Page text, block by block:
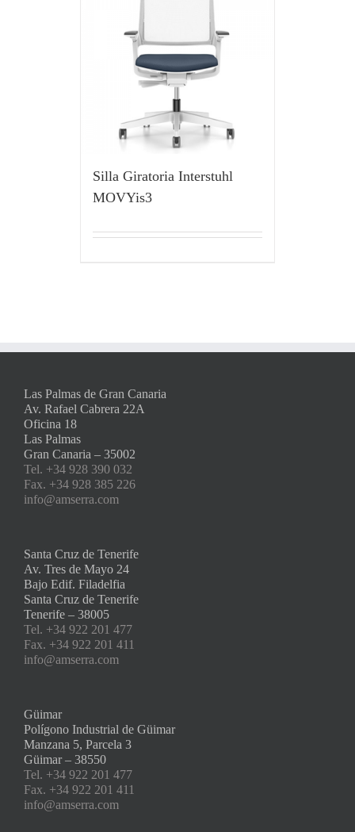
Silla Giratoria Interstuhl
MOVYis3
Las Palmas de Gran Canaria
Av. Rafael Cabrera 22A
Oficina 18
Las Palmas
Gran Canaria – 35002
Tel. +34 928 390 032
Fax. +34 928 385 226
info@amserra.com
Santa Cruz de Tenerife
Av. Tres de Mayo 24
Bajo Edif. Filadelfia
Santa Cruz de Tenerife
Tenerife – 38005
Tel. +34 922 201 477
Fax. +34 922 201 411
info@amserra.com
Güimar
Polígono Industrial de Güimar
Manzana 5, Parcela 3
Güimar – 38550
Tel. +34 922 201 477
Fax. +34 922 201 411
info@amserra.com